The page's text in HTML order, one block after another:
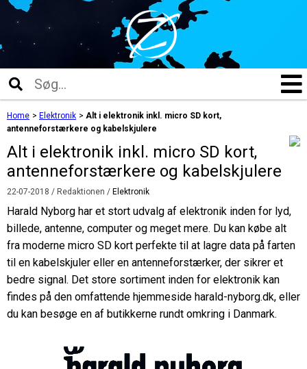
Home > Elektronik > Alt i elektronik inkl. micro SD kort,
antenneforstærkere og kabelskjulere
Alt i elektronik inkl. micro SD kort,
antenneforstærkere og kabelskjulere
22-07-2018 / Redaktionen / Elektronik
Harald Nyborg har et stort udvalg af elektronik inden for lyd,
billede, antenne, computer og meget mere. Du kan købe alt
fra moderne micro SD kort perfekte til at lagre data på farten
til en kabelskjuler eller en antenneforstærker, der sikrer et
bedre signal. Det store sortiment inden for elektronik kan
findes på den omfattende hjemmeside harald-nyborg.dk, eller
du kan besøge en af butikkerne rundt omkring i Danmark.